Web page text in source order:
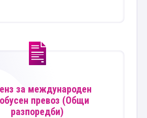
за международен
превоз (Общи
разпоредби)